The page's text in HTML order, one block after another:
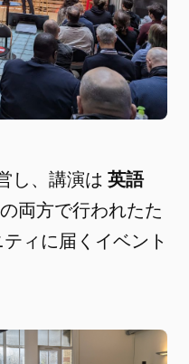
し、講演は 英語
両方で行われたた
ィに届くイベント